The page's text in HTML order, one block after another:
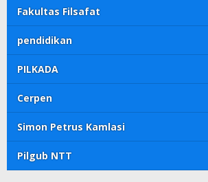
Fakultas Filsafat
pendidikan
PILKADA
Cerpen
Simon Petrus Kamlasi
Pilgub NTT